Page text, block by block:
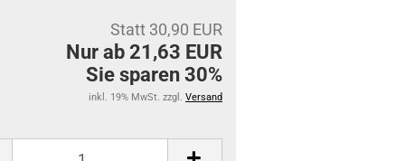
Statt 30,90 EUR
Nur ab 21,63 EUR
Sie sparen 30%
inkl. 19% MwSt. zzgl. Versand